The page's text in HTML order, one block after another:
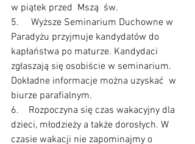
w piątek przed  Mszą  św.
5.     Wyższe Seminarium Duchowne w
Paradyżu przyjmuje kandydatów do
kapłaństwa po maturze. Kandydaci
zgłaszają się osobiście w seminarium.
Dokładne informacje można uzyskać  w
biurze parafialnym.
6.    Rozpoczyna się czas wakacyjny dla
dzieci, młodzieży a także dorosłych. W
czasie wakacji nie zapominajmy o